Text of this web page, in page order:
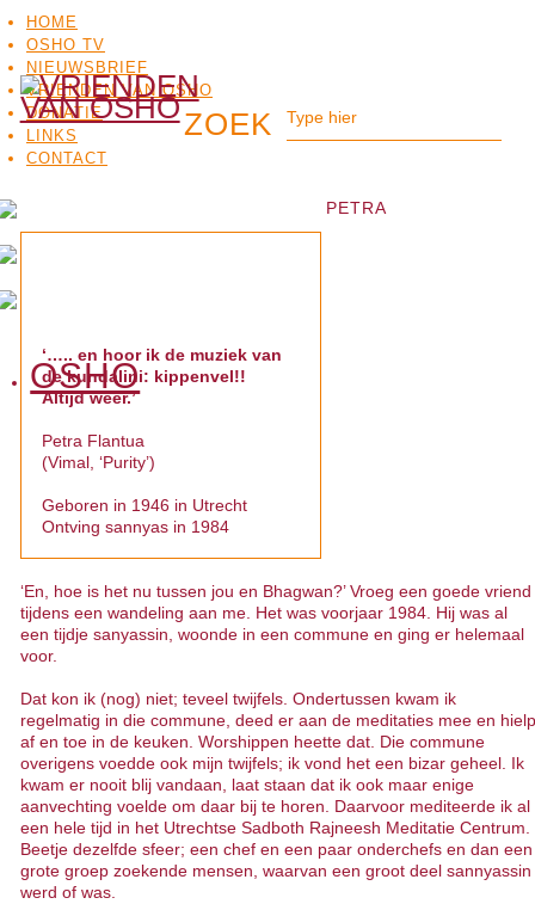
HOME
OSHO TV
NIEUWSBRIEF
VRIENDEN VAN OSHO
DONATIE
LINKS
CONTACT
OSHOOSHO
TV
PETRA
‘….. en hoor ik de muziek van
de kundalini: kippenvel!!
Altijd weer.’
Petra Flantua
(Vimal, ‘Purity’)
Geboren in 1946 in Utrecht
Ontving sannyas in 1984
‘En, hoe is het nu tussen jou en Bhagwan?’ Vroeg een goede vriend
tijdens een wandeling aan me. Het was voorjaar 1984. Hij was al
een tijdje sanyassin, woonde in een commune en ging er helemaal
voor.
Dat kon ik (nog) niet; teveel twijfels. Ondertussen kwam ik
regelmatig in die commune, deed er aan de meditaties mee en hielp
af en toe in de keuken. Worshippen heette dat. Die commune
overigens voedde ook mijn twijfels; ik vond het een bizar geheel. Ik
kwam er nooit blij vandaan, laat staan dat ik ook maar enige
aanvechting voelde om daar bij te horen. Daarvoor mediteerde ik al
een hele tijd in het Utrechtse Sadboth Rajneesh Meditatie Centrum.
Beetje dezelfde sfeer; een chef en een paar onderchefs en dan een
grote groep zoekende mensen, waarvan een groot deel sannyassin
werd of was.